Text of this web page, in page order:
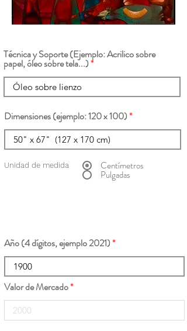
Técnica y Soporte (Ejemplo: Acrilico sobre
papel, óleo sobre tela...)
Dimensiones (ejemplo: 120 x 100)
Unidad de medida Centímetros
Pulgadas
Año (4 dígitos, ejemplo 2021)
Valor de Mercado